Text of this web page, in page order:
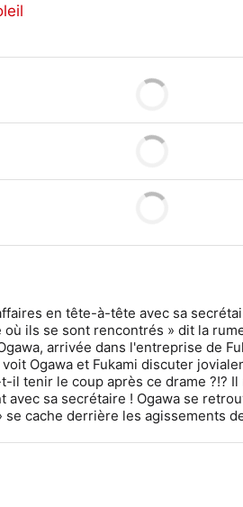
en tête-à-tête avec sa
où ils se sont rencontrés » dit la
arrivée dans l'entreprise de
Ogawa et Fukami discuter
il tenir le coup après ce drame ?!?
avec sa secrétaire ! Ogawa se
se cache derrière les agissements